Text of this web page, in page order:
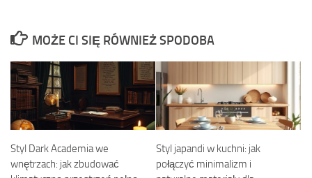
MOŻE CI SIĘ RÓWNIEŻ SPODOBA
Styl Dark Academia we
wnętrzach: jak zbudować
Styl japandi w kuchni: jak
połączyć minimalizm i